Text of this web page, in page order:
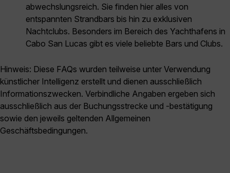
abwechslungsreich. Sie finden hier alles von
entspannten Strandbars bis hin zu exklusiven
Nachtclubs. Besonders im Bereich des Yachthafens in
Cabo San Lucas gibt es viele beliebte Bars und Clubs.
Hinweis: Diese FAQs wurden teilweise unter Verwendung
künstlicher Intelligenz erstellt und dienen ausschließlich
Informationszwecken. Verbindliche Angaben ergeben sich
ausschließlich aus der Buchungsstrecke und -bestätigung
sowie den jeweils geltenden Allgemeinen
Geschäftsbedingungen.